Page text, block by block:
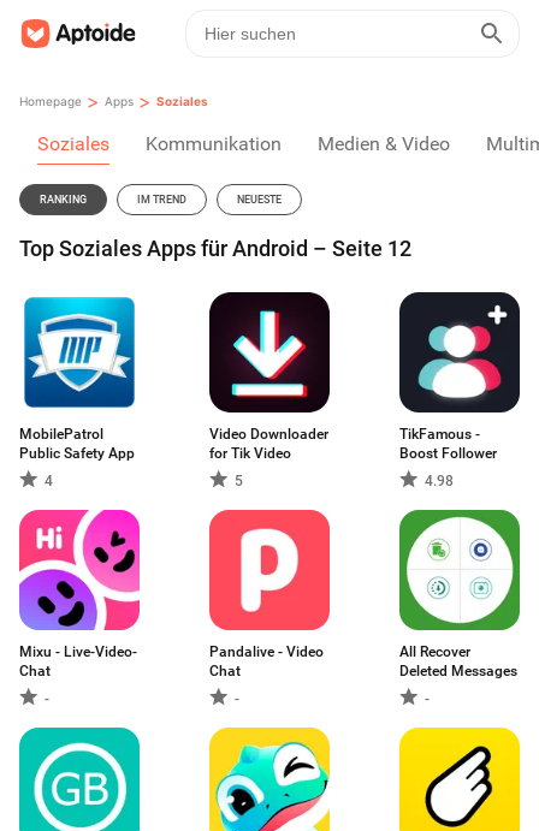
Homepage > Apps > Soziales
Soziales Kommunikation Medien & Video
RANKING IM TREND NEUESTE
Top Soziales Apps für Android – Seite 12
MobilePatrol
Public Safety App
4
Video Downloader
for Tik Video
5
TikFamous -
Boost Follower
4.98
Mixu - Live-Video-
Chat
-
Pandalive - Video
Chat
-
All Recover
Deleted Messages
-